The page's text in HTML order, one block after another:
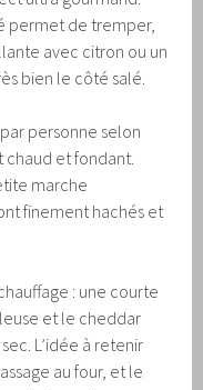
permet de tremper,
avec citron ou un
bien le côté salé.
personne selon
chaud et fondant.
marche
finement hachés et
: une courte
et le cheddar
L’idée à retenir
au four, et le